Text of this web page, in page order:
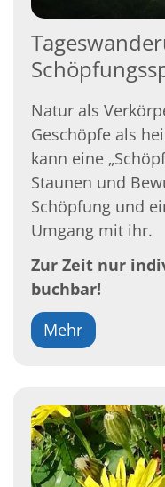
Natur als
Geschöpfe als
kann eine
Staunen und
Schöpfung und
Umgang mit ihr.
Zur Zeit nur
buchbar!
Mehr